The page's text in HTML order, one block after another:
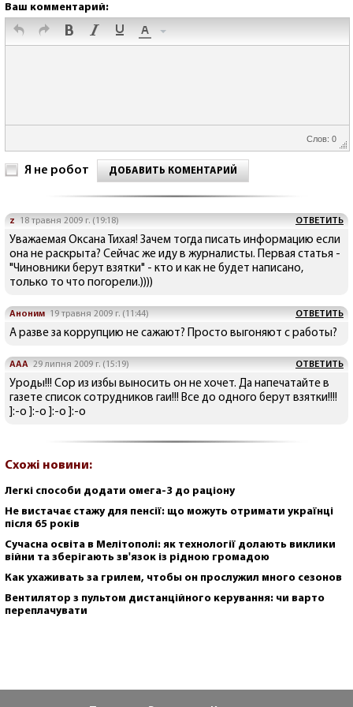
Ваш комментарий:
Слов: 0
Я не робот ДОБАВИТЬ КОМЕНТАРИЙ
z 18 травня 2009 г. (19:18) ОТВЕТИТЬ
Уважаемая Оксана Тихая! Зачем тогда писать информацию если
она не раскрыта? Сейчас же иду в журналисты. Первая статья -
"Чиновники берут взятки" - кто и как не будет написано,
только то что погорели.))))
Аноним 19 травня 2009 г. (11:44) ОТВЕТИТЬ
А разве за коррупцию не сажают? Просто выгоняют с работы?
AAA 29 липня 2009 г. (15:19) ОТВЕТИТЬ
Уроды!!! Сор из избы выносить он не хочет. Да напечатайте в
газете список сотрудников гаи!!! Все до одного берут взятки!!!!
]:-o ]:-o ]:-o ]:-o
Схожі новини:
Легкі способи додати омега-3 до раціону
Не вистачає стажу для пенсії: що можуть отримати українці
після 65 років
Сучасна освіта в Мелітополі: як технології долають виклики
війни та зберігають зв'язок із рідною громадою
Как ухаживать за грилем, чтобы он прослужил много сезонов
Вентилятор з пультом дистанційного керування: чи варто
переплачувати